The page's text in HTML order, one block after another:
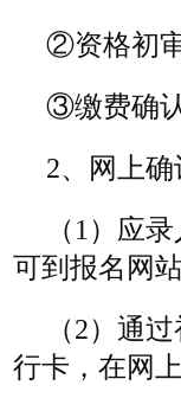
②资格初
③缴费确
2、网上确
（1）应
可到报名网
（2）通
行卡，在网